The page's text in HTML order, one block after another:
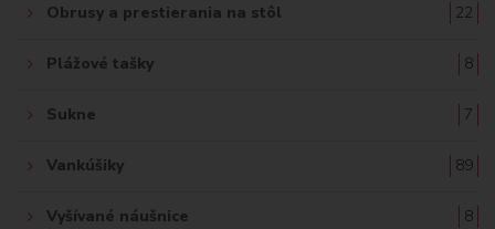
Obrusy a prestierania na stôl 22
Plážové tašky 8
Sukne 7
Vankúšiky 89
Vyšívané náušnice 8